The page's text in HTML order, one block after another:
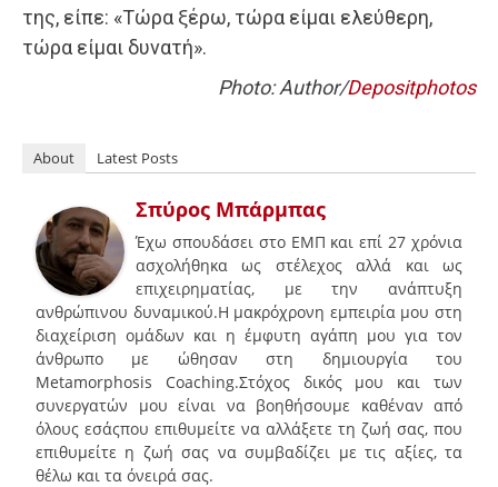
της, είπε: «Τώρα ξέρω, τώρα είμαι ελεύθερη,
τώρα είμαι δυνατή».
Photo: Author/Depositphotos
About Latest Posts
Σπύρος Μπάρμπας
Έχω σπουδάσει στο ΕΜΠ και επί 27 χρόνια
ασχολήθηκα ως στέλεχος αλλά και ως
επιχειρηματίας, με την ανάπτυξη
ανθρώπινου δυναμικού.Η μακρόχρονη εμπειρία μου στη
διαχείριση ομάδων και η έμφυτη αγάπη μου για τον
άνθρωπο με ώθησαν στη δημιουργία του
Metamorphosis Coaching.Στόχος δικός μου και των
συνεργατών μου είναι να βοηθήσουμε καθέναν από
όλους εσάςπου επιθυμείτε να αλλάξετε τη ζωή σας, που
επιθυμείτε η ζωή σας να συμβαδίζει με τις αξίες, τα
θέλω και τα όνειρά σας.